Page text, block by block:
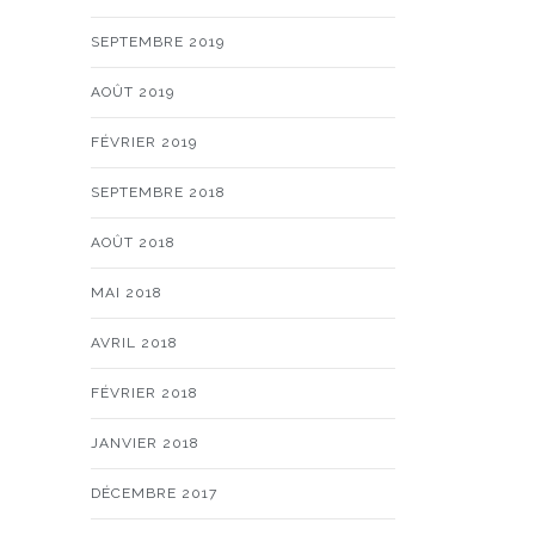
SEPTEMBRE 2019
AOÛT 2019
FÉVRIER 2019
SEPTEMBRE 2018
AOÛT 2018
MAI 2018
AVRIL 2018
FÉVRIER 2018
JANVIER 2018
DÉCEMBRE 2017